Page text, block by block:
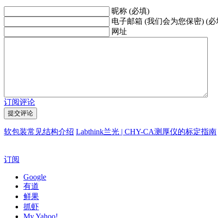
昵称 (必填)
电子邮箱 (我们会为您保密) (必
网址
订阅评论
软包装常见结构介绍 Labthink兰光 | CHY-CA测厚仪的标定指南
订阅
Google
有道
鲜果
抓虾
My Yahoo!